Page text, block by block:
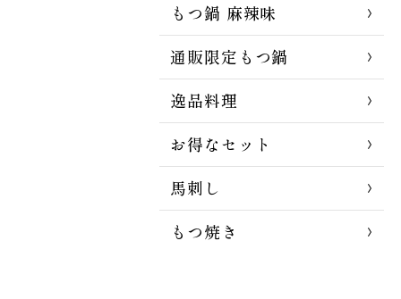
もつ鍋 麻辣味
通販限定もつ鍋
逸品料理
お得なセット
馬刺し
もつ焼き